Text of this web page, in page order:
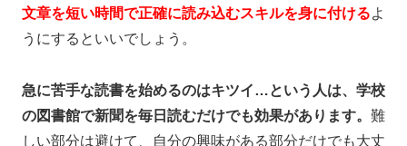
文章を短い時間で正確に読み込むスキルを身に付けるよ
うにするといいでしょう。
急に苦手な読書を始めるのはキツイ…という人は、学校
の図書館で新聞を毎日読むだけでも効果があります。 難
しい部分は避けて、自分の興味がある部分だけでも大丈